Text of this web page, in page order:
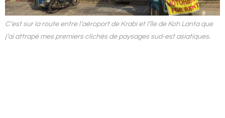
C’est sur la route entre l’aéroport de Krabi et l’île de Koh Lanta que
j’ai attrapé mes premiers clichés de paysages sud-est asiatiques.